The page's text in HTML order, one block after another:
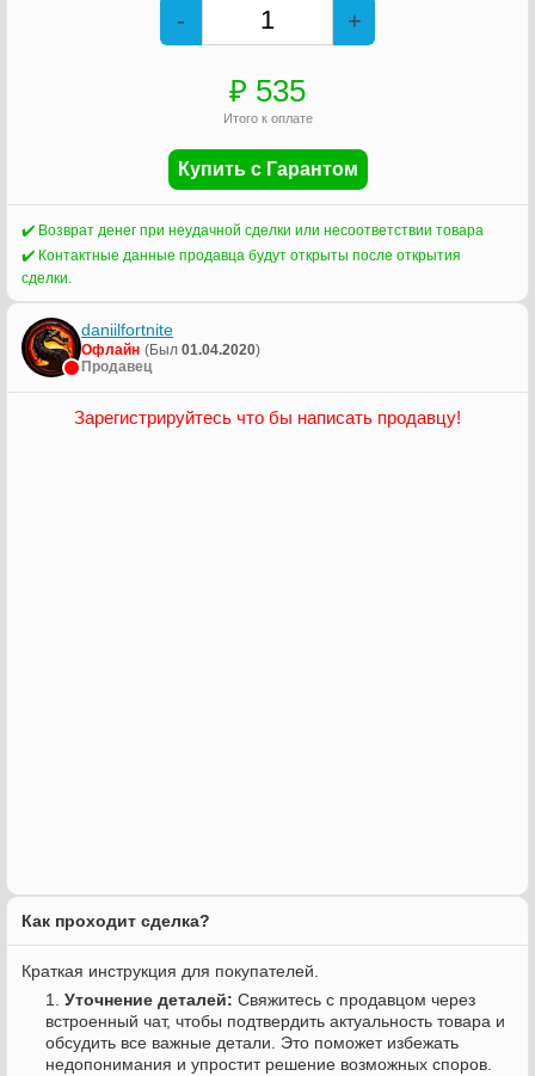
- +
₽ 535
Итого к оплате
Купить с Гарантом
✔️ Возврат денег при неудачной сделки или несоответствии товара
✔️ Контактные данные продавца будут открыты после открытия
сделки.
daniilfortnite
Офлайн (Был 01.04.2020)
Продавец
Зарегистрируйтесь что бы написать продавцу!
Как проходит сделка?
Краткая инструкция для покупателей.
Уточнение деталей: Свяжитесь с продавцом через
встроенный чат, чтобы подтвердить актуальность товара и
обсудить все важные детали. Это поможет избежать
недопонимания и упростит решение возможных споров.